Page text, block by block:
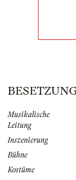
Musikalische
Leitung
Inszenierung
Bühne
Kostüme